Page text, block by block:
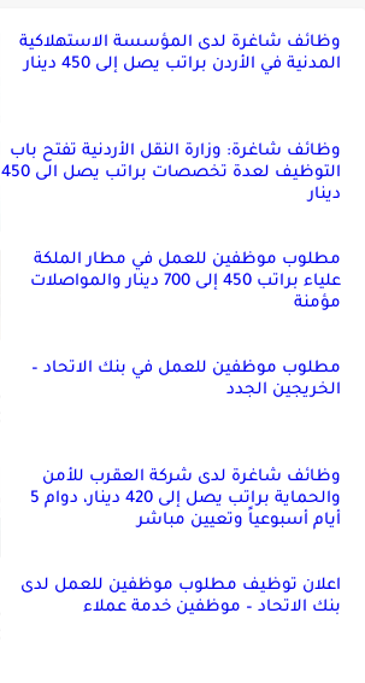
وظائف شاغرة لدى المؤسسة الاستهلاكية
المدنية في الأردن براتب يصل إلى 450 دينار
وظائف شاغرة: وزارة النقل الأردنية تفتح باب
التوظيف لعدة تخصصات براتب يصل الى 450
دينار
مطلوب موظفين للعمل في مطار الملكة
علياء براتب 450 إلى 700 دينار والمواصلات
مؤمنة
مطلوب موظفين للعمل في بنك الاتحاد –
الخريجين الجدد
وظائف شاغرة لدى شركة العقرب للأمن
والحماية براتب يصل إلى 420 دينار، دوام 5
أيام أسبوعياً وتعيين مباشر
اعلان توظيف مطلوب موظفين للعمل لدى
بنك الاتحاد – موظفين خدمة عملاء